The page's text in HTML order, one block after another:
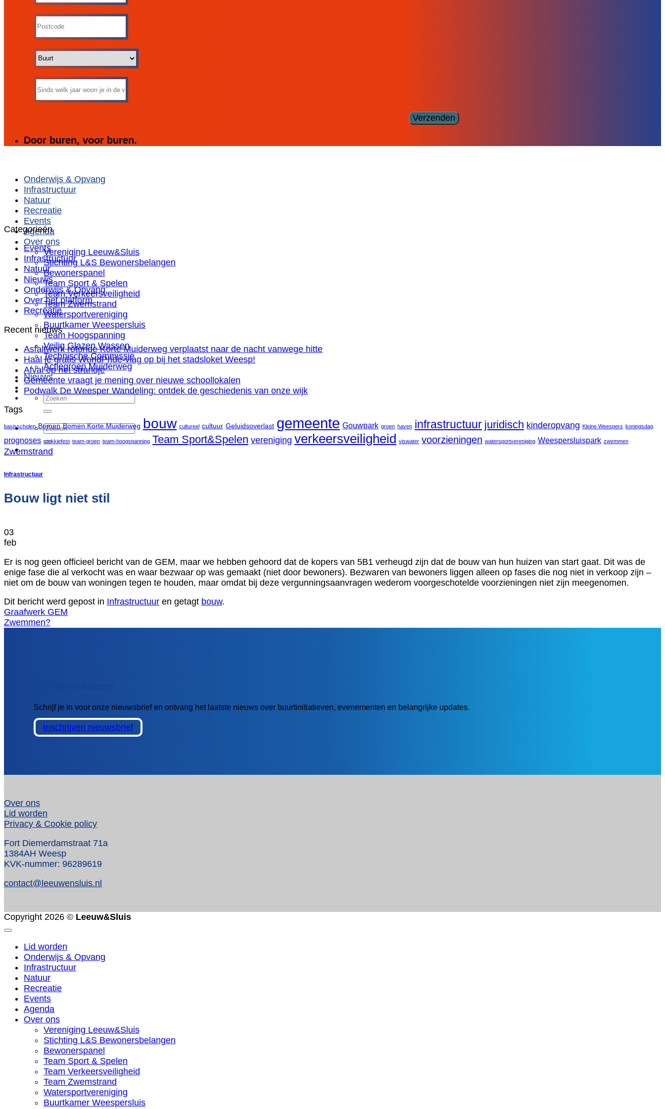
Door buren, voor buren.
Onderwijs & Opvang
Infrastructuur
Natuur
Recreatie
Events
Agenda
Over ons
Vereniging Leeuw&Sluis
Stichting L&S Bewonersbelangen
Bewonerspanel
Team Sport & Spelen
Team Verkeersveiligheid
Team Zwemstrand
Watersportvereniging
Buurtkamer Weespersluis
Team Hoogspanning
Veilig Glazen Wassen
Technische Commissie
Actiegroep Muiderweg
Nieuws
Categorieën
Events
Infrastructuur
Natuur
Nieuws
Onderwijs & Opvang
Over het platform
Recreatie
Recent nieuws
Asfaltwerk rotonde Korte Muiderweg verplaatst naar de nacht vanwege hitte
Haal je gratis WorldPride-vlag op bij het stadsloket Weesp!
Afval op het strandje
Gemeente vraagt je mening over nieuwe schoollokalen
Podwalk De Weesper Wandeling: ontdek de geschiedenis van onze wijk
Tags
basisscholen Bomen Bomen Korte Muiderweg bouw cultureel cultuur Geluidsoverlast gemeente Gouwpark groen haven infrastructuur juridisch kinderopvang Kleine Weespers koningsdag
prognoses stekkiefest team-groen team-hoogspanning Team Sport&Spelen vereniging verkeersveiligheid viswater voorzieningen watersportvereniging Weespersluispark zwemmen
Zwemstrand
Infrastructuur
Bouw ligt niet stil
03
feb
Er is nog geen officieel bericht van de GEM, maar we hebben gehoord dat de kopers van 5B1 verheugd zijn dat de bouw van hun huizen van start gaat. Dit was de
enige fase die al verkocht was en waar bezwaar op was gemaakt (niet door bewoners). Bezwaren van bewoners liggen alleen op fases die nog niet in verkoop zijn –
niet om de bouw van woningen tegen te houden, maar omdat bij deze vergunningsaanvragen wederom voorgeschotelde voorzieningen niet zijn meegenomen.
Dit bericht werd gepost in Infrastructuur en getagt bouw.
Graafwerk GEM
Zwemmen?
Schrijf je in voor onze nieuwsbrief en ontvang het laatste nieuws over buurtinitiatieven, evenementen en belangrijke updates.
Inschrijven nieuwsbrief
Over ons
Lid worden
Privacy & Cookie policy
Fort Diemerdamstraat 71a
1384AH Weesp
KVK-nummer: 96289619
contact@leeuwensluis.nl
Copyright 2026 © Leeuw&Sluis
Lid worden
Onderwijs & Opvang
Infrastructuur
Natuur
Recreatie
Events
Agenda
Over ons
Vereniging Leeuw&Sluis
Stichting L&S Bewonersbelangen
Bewonerspanel
Team Sport & Spelen
Team Verkeersveiligheid
Team Zwemstrand
Watersportvereniging
Buurtkamer Weespersluis